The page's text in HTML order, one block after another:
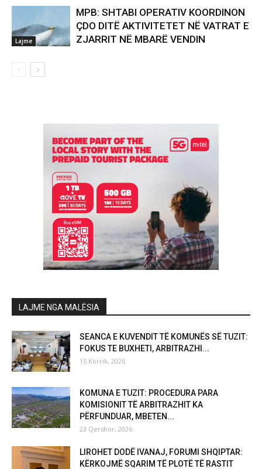
Lajme
MPB: SHTABI OPERATIV KOORDINON
ÇDO DITË AKTIVITETET NË VATRAT E
ZJARRIT NË MBARË VENDIN
LAJME NGA MALËSIA
SEANCA E KUVENDIT TË KOMUNËS SË TUZIT:
FOKUS TE BUXHETI, ARBITRAZHI...
15 Korrik, 2026
KOMUNA E TUZIT: PROCEDURA PARA
KOMISIONIT TË ARBITRAZHIT KA
PËRFUNDUAR, MBETEN...
23 Qershor, 2026
LIROHET DODË IVANAJ, FORUMI SHQIPTAR:
KËRKOJMË SQARIM TË PLOTË TË RASTIT